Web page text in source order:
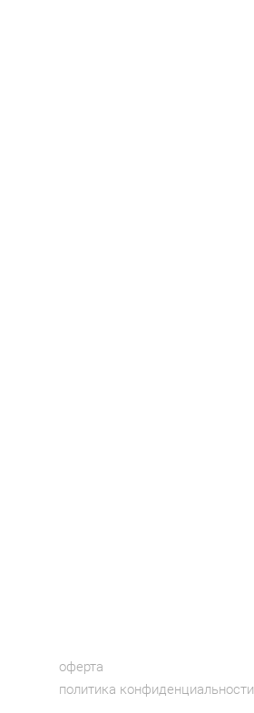
оферта
политика конфиденциальности